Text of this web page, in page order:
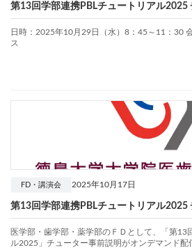
第13回学部連携PBLチュートリアル2025
日時：2025年10月29日（水）8：45～11：30
ス
2025年10月17日
FD・講演会
第13回学部連携PBLチュートリアル2025
医学部・歯学部・薬学部のＦＤとして、「第13
ル2025」チューター事前説明がオンデマンド